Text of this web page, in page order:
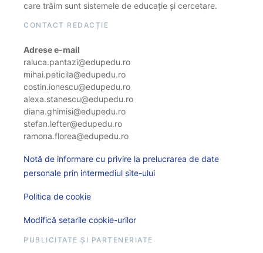
care trăim sunt sistemele de educație și cercetare.
CONTACT REDACȚIE
Adrese e-mail
raluca.pantazi@edupedu.ro
mihai.peticila@edupedu.ro
costin.ionescu@edupedu.ro
alexa.stanescu@edupedu.ro
diana.ghimisi@edupedu.ro
stefan.lefter@edupedu.ro
ramona.florea@edupedu.ro
Notă de informare cu privire la prelucrarea de date
personale prin intermediul site-ului
Politica de cookie
Modifică setarile cookie-urilor
PUBLICITATE ȘI PARTENERIATE